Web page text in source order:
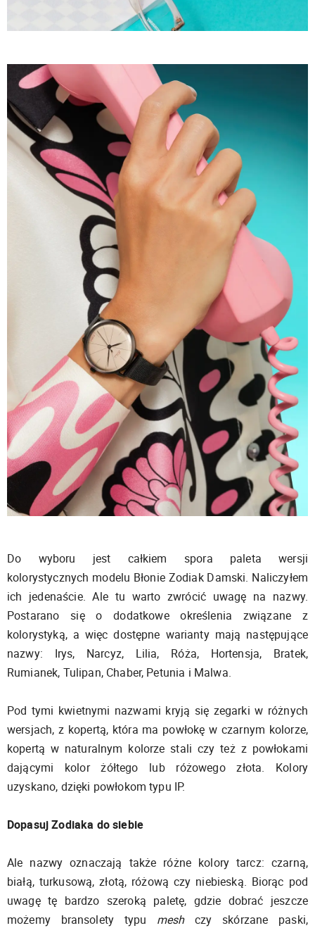
Do wyboru jest całkiem spora paleta wersji
kolorystycznych modelu Błonie Zodiak Damski. Naliczyłem
ich jedenaście. Ale tu warto zwrócić uwagę na nazwy.
Postarano się o dodatkowe określenia związane z
kolorystyką, a więc dostępne warianty mają następujące
nazwy: Irys, Narcyz, Lilia, Róża, Hortensja, Bratek,
Rumianek, Tulipan, Chaber, Petunia i Malwa.
Pod tymi kwietnymi nazwami kryją się zegarki w różnych
wersjach, z kopertą, która ma powłokę w czarnym kolorze,
kopertą w naturalnym kolorze stali czy też z powłokami
dającymi kolor żółtego lub różowego złota. Kolory
uzyskano, dzięki powłokom typu IP.
Dopasuj Zodiaka do siebie
Ale nazwy oznaczają także różne kolory tarcz: czarną,
białą, turkusową, złotą, różową czy niebieską. Biorąc pod
uwagę tę bardzo szeroką paletę, gdzie dobrać jeszcze
możemy bransolety typu meshczy skórzane paski,